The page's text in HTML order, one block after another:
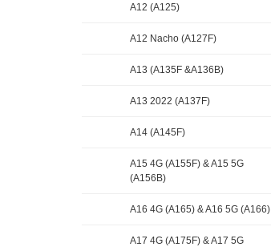
A12 (A125)
A12 Nacho (A127F)
A13 (A135F &A136B)
A13 2022 (A137F)
A14 (A145F)
A15 4G (A155F) & A15 5G
(A156B)
A16 4G (A165) & A16 5G (A166)
A17 4G (A175F) & A17 5G